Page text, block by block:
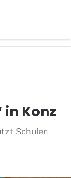
Konz
Schulen